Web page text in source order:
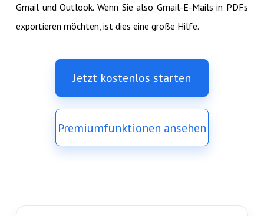
Gmail und Outlook. Wenn Sie also Gmail-E-Mails in PDFs
exportieren möchten, ist dies eine große Hilfe.
Jetzt kostenlos starten
Premiumfunktionen ansehen